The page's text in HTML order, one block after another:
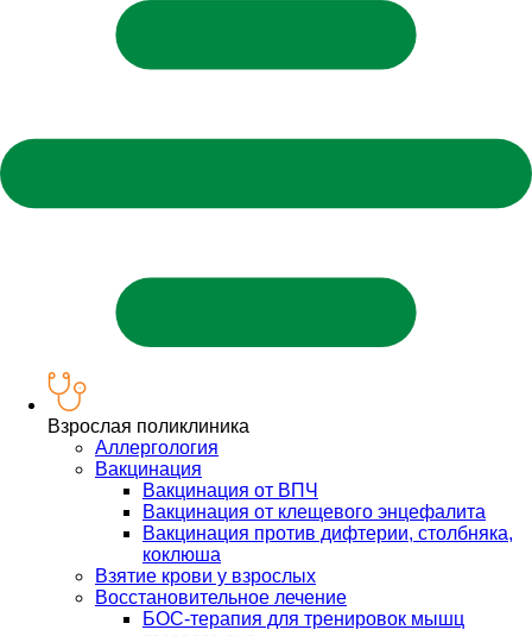
Взрослая поликлиника
Аллергология
Вакцинация
Вакцинация от ВПЧ
Вакцинация от клещевого энцефалита
Вакцинация против дифтерии, столбняка,
коклюша
Взятие крови у взрослых
Восстановительное лечение
БОС-терапия для тренировок мышц